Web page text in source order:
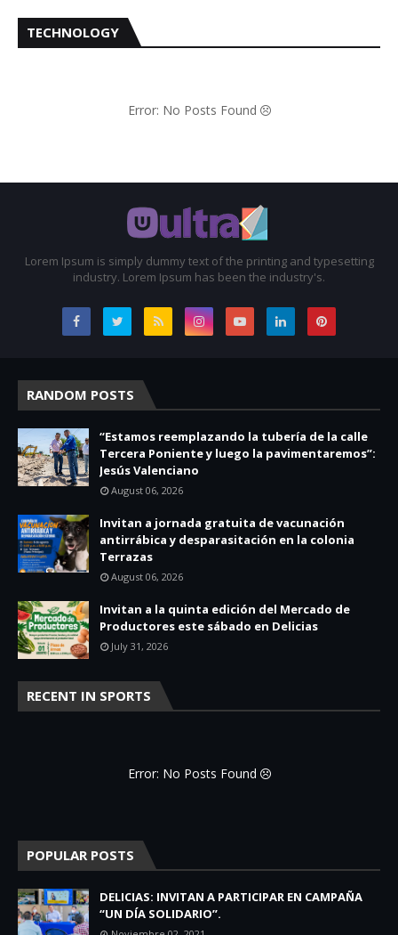
TECHNOLOGY
Error: No Posts Found
Lorem Ipsum is simply dummy text of the printing and typesetting
industry. Lorem Ipsum has been the industry's.
RANDOM POSTS
“Estamos reemplazando la tubería de la calle
Tercera Poniente y luego la pavimentaremos”:
Jesús Valenciano
August 06, 2026
Invitan a jornada gratuita de vacunación
antirrábica y desparasitación en la colonia
Terrazas
August 06, 2026
Invitan a la quinta edición del Mercado de
Productores este sábado en Delicias
July 31, 2026
RECENT IN SPORTS
Error: No Posts Found
POPULAR POSTS
DELICIAS: INVITAN A PARTICIPAR EN CAMPAÑA
“UN DÍA SOLIDARIO”.